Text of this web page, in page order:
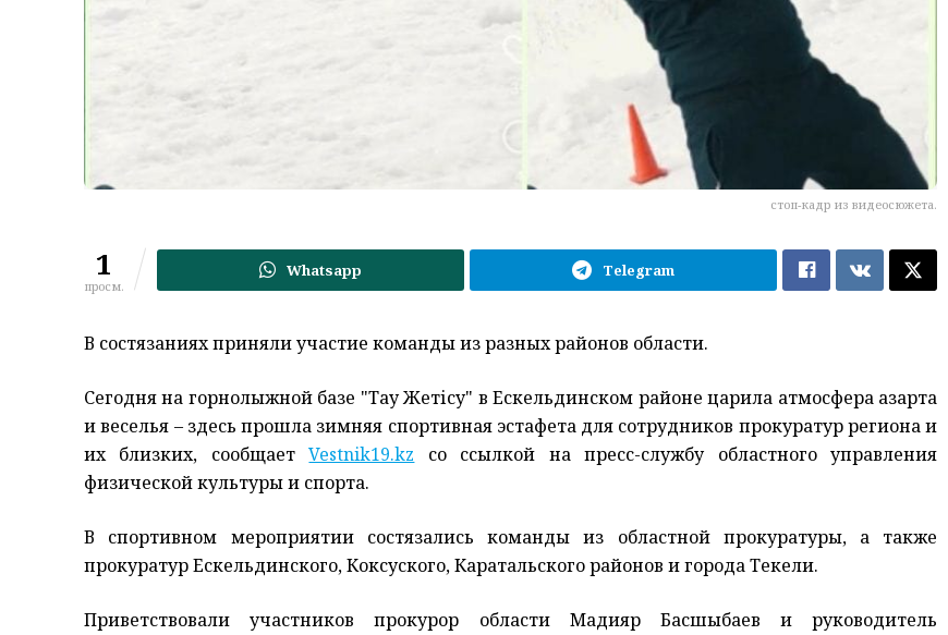
стоп-кадр из видеосюжета.
1
просм.
Whatsapp Telegram
В состязаниях приняли участие команды из разных районов области.
Сегодня на горнолыжной базе "Тау Жетісу" в Ескельдинском районе царила атмосфера азарта
и веселья – здесь прошла зимняя спортивная эстафета для сотрудников прокуратур региона и
их близких, сообщаетVestnik19.kz со ссылкой на пресс-службу областного управления
физической культуры и спорта.
В спортивном мероприятии состязались команды из областной прокуратуры, а также
прокуратур Ескельдинского, Коксуского, Каратальского районов и города Текели.
Приветствовали участников прокурор области Мадияр Басшыбаев и руководитель